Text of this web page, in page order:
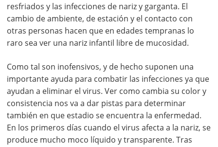
resfriados y las infecciones de nariz y garganta. El
cambio de ambiente, de estación y el contacto con
otras personas hacen que en edades tempranas lo
raro sea ver una nariz infantil libre de mucosidad.
Como tal son inofensivos, y de hecho suponen una
importante ayuda para combatir las infecciones ya que
ayudan a eliminar el virus. Ver como cambia su color y
consistencia nos va a dar pistas para determinar
también en que estadio se encuentra la enfermedad.
En los primeros días cuando el virus afecta a la nariz, se
produce mucho moco líquido y transparente. Tras